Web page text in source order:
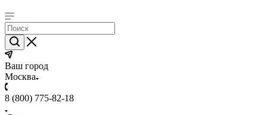
Ваш город
Москва
8 (800) 775-82-18